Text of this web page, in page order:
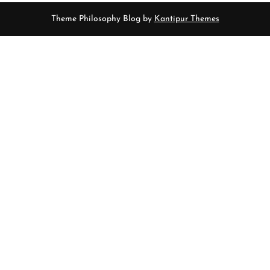
Theme Philosophy Blog by Kantipur Themes